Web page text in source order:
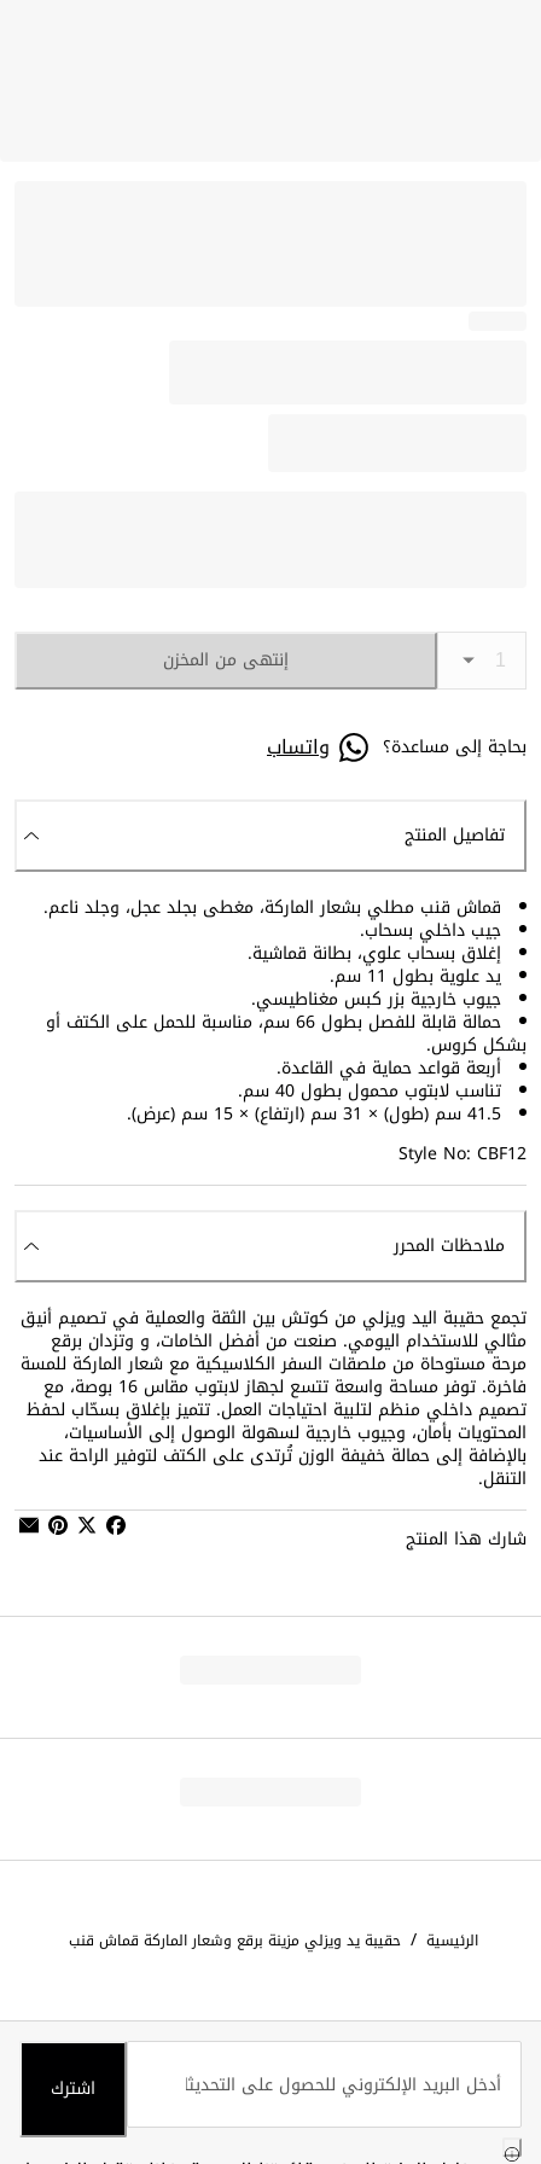
إنتهى من المخزن
بحاجة إلى مساعدة؟ واتساب
تفاصيل المنتج
قماش قنب مطلي بشعار الماركة، مغطى بجلد عجل، وجلد ناعم.
جيب داخلي بسحاب.
إغلاق بسحاب علوي، بطانة قماشية.
يد علوية بطول 11 سم.
جيوب خارجية بزر كبس مغناطيسي.
حمالة قابلة للفصل بطول 66 سم، مناسبة للحمل على الكتف أو
بشكل كروس.
أربعة قواعد حماية في القاعدة.
تناسب لابتوب محمول بطول 40 سم.
41.5 سم (طول) × 31 سم (ارتفاع) × 15 سم (عرض).
Style No: CBF12
ملاحظات المحرر
تجمع حقيبة اليد ويزلي من كوتش بين الثقة والعملية في تصميم أنيق
مثالي للاستخدام اليومي. صنعت من أفضل الخامات، و وتزدان برقع
مرحة مستوحاة من ملصقات السفر الكلاسيكية مع شعار الماركة للمسة
فاخرة. توفر مساحة واسعة تتسع لجهاز لابتوب مقاس 16 بوصة، مع
تصميم داخلي منظم لتلبية احتياجات العمل. تتميز بإغلاق بسحّاب لحفظ
المحتويات بأمان، وجيوب خارجية لسهولة الوصول إلى الأساسيات،
بالإضافة إلى حمالة خفيفة الوزن تُرتدى على الكتف لتوفير الراحة عند
التنقل.
شارك هذا المنتج
الرئيسية / حقيبة يد ويزلي مزينة برقع وشعار الماركة قماش قنب
اشترك